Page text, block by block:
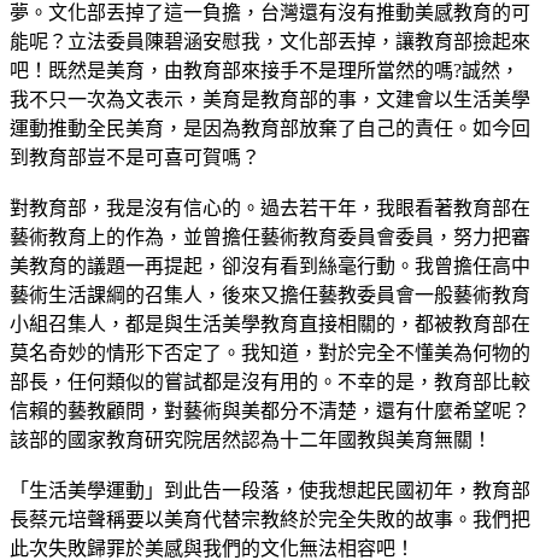
夢。文化部丟掉了這一負擔，台灣還有沒有推動美感教育的可
能呢？立法委員陳碧涵安慰我，文化部丟掉，讓教育部撿起來
吧！既然是美育，由教育部來接手不是理所當然的嗎?誠然，
我不只一次為文表示，美育是教育部的事，文建會以生活美學
運動推動全民美育，是因為教育部放棄了自己的責任。如今回
到教育部豈不是可喜可賀嗎？
對教育部，我是沒有信心的。過去若干年，我眼看著教育部在
藝術教育上的作為，並曾擔任藝術教育委員會委員，努力把審
美教育的議題一再提起，卻沒有看到絲毫行動。我曾擔任高中
藝術生活課綱的召集人，後來又擔任藝教委員會一般藝術教育
小組召集人，都是與生活美學教育直接相關的，都被教育部在
莫名奇妙的情形下否定了。我知道，對於完全不懂美為何物的
部長，任何類似的嘗試都是沒有用的。不幸的是，教育部比較
信賴的藝教顧問，對藝術與美都分不清楚，還有什麼希望呢？
該部的國家教育研究院居然認為十二年國教與美育無關！
「生活美學運動」到此告一段落，使我想起民國初年，教育部
長蔡元培聲稱要以美育代替宗教終於完全失敗的故事。我們把
此次失敗歸罪於美感與我們的文化無法相容吧！